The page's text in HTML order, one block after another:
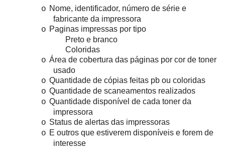
o Nome, identificador, número de série e
fabricante da impressora
o Paginas impressas por tipo
Preto e branco
Coloridas
o Área de cobertura das páginas por cor de toner
usado
o Quantidade de cópias feitas pb ou coloridas
o Quantidade de scaneamentos realizados
o Quantidade disponível de cada toner da
impressora
o Status de alertas das impressoras
o E outros que estiverem disponíveis e forem de
interesse